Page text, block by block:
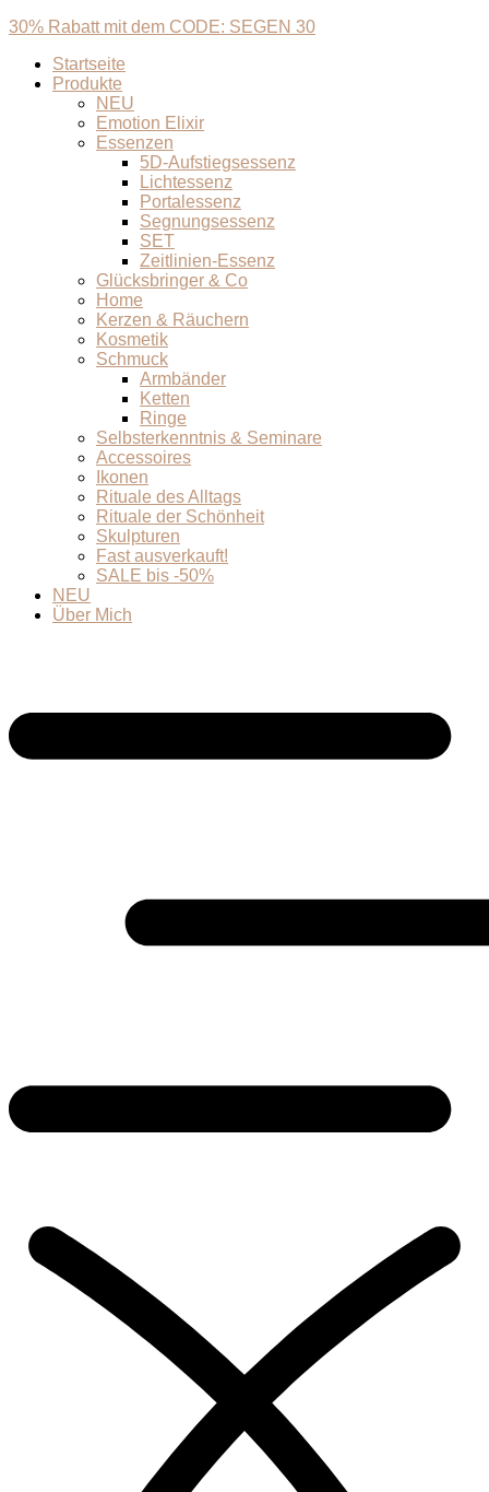
30% Rabatt mit dem CODE: SEGEN 30
Startseite
Produkte
NEU
Emotion Elixir
Essenzen
5D-Aufstiegsessenz
Lichtessenz
Portalessenz
Segnungsessenz
SET
Zeitlinien-Essenz
Glücksbringer & Co
Home
Kerzen & Räuchern
Kosmetik
Schmuck
Armbänder
Ketten
Ringe
Selbsterkenntnis & Seminare
Accessoires
Ikonen
Rituale des Alltags
Rituale der Schönheit
Skulpturen
Fast ausverkauft!
SALE bis -50%
NEU
Über Mich